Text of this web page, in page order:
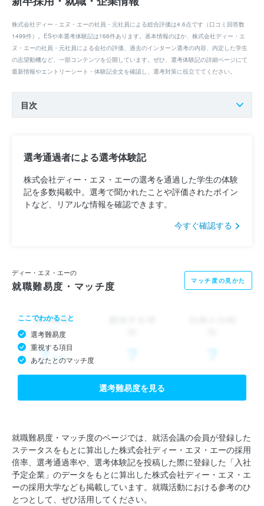
株式会社ディー・エヌ・エーの社員・元社員による総合評価は4.6点です（口コミ回答数
1499件）。ESや本選考体験記は166件あります。基本情報のほか、株式会社ディー・エ
ヌ・エーの社員・元社員による会社の評価、過去のインターン選考の内容、内定した学生
の志望動機など、一部コンテンツを公開しています。ぜひ、選考体験記の詳細ページにて
最新情報やエントリーシート・体験記全文を確認し、選考対策に役立ててください。
目次
選考通過者による選考体験記
株式会社ディー・エヌ・エーの選考を通過した学生の体験
記を多数掲載中。選考で聞かれたことや評価されたポイン
トなど、リアルな情報を確認できます。
今すぐ確認する
ディー・エヌ・エーの
就職難易度・マッチ度 マッチ度の見かた
ここでわかること
選考難易度
重視する項目
あなたとのマッチ度
選考難易度を見る
就職難易度・マッチ度のページでは、就活会議の会員が登録した
ステータスをもとに算出した株式会社ディー・エヌ・エーの採用
倍率、選考通過率や、選考体験記を投稿した際に登録した「入社
予定企業」のデータをもとに算出した株式会社ディー・エヌ・エ
ーの採用大学なども掲載しています。就職活動における参考のひ
とつとして、ぜひ活用してください。